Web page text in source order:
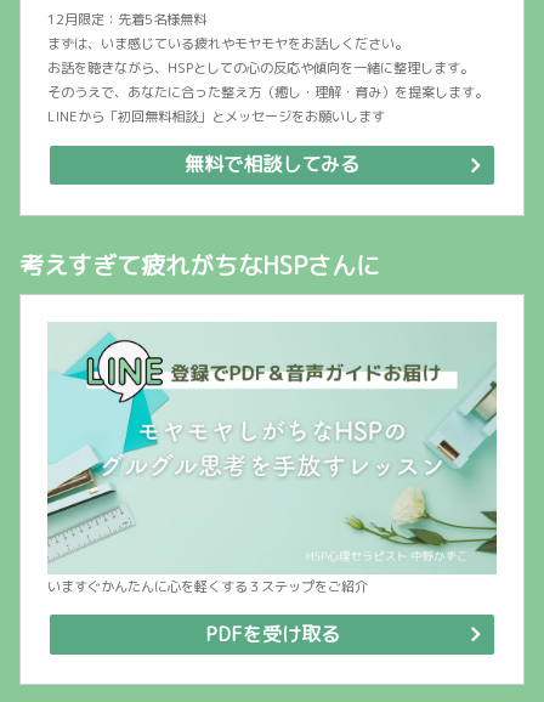
12月限定：先着5名様無料
まずは、いま感じている疲れやモヤモヤをお話しください。
お話を聴きながら、HSPとしての心の反応や傾向を一緒に整理します。
そのうえで、あなたに合った整え方（癒し・理解・育み）を提案します。
LINEから「初回無料相談」とメッセージをお願いします
無料で相談してみる
考えすぎて疲れがちなHSPさんに
いますぐかんたんに心を軽くする３ステップをご紹介
PDFを受け取る